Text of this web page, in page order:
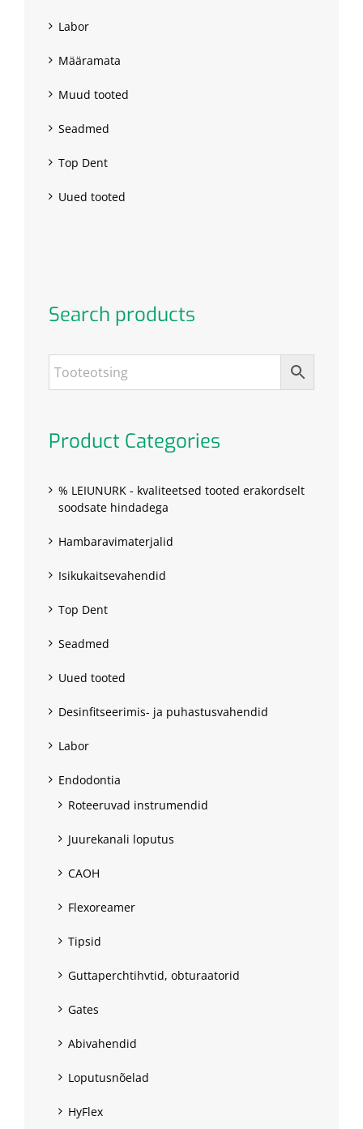
Labor
Määramata
Muud tooted
Seadmed
Top Dent
Uued tooted
Search products
Product Categories
% LEIUNURK - kvaliteetsed tooted erakordselt
soodsate hindadega
Hambaravimaterjalid
Isikukaitsevahendid
Top Dent
Seadmed
Uued tooted
Desinfitseerimis- ja puhastusvahendid
Labor
Endodontia
Roteeruvad instrumendid
Juurekanali loputus
CAOH
Flexoreamer
Tipsid
Guttaperchtihvtid, obturaatorid
Gates
Abivahendid
Loputusnõelad
HyFlex